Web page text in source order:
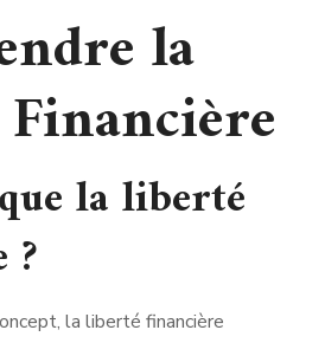
la
la liberté
la liberté financière